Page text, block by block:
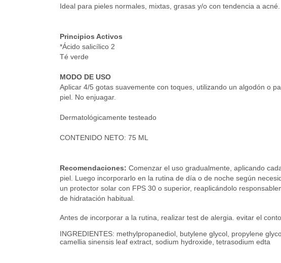
Ideal para pieles normales, mixtas, grasas y/o con tendencia a acné.
Principios Activos
*Ácido salicílico 2
Té verde
MODO DE USO
Aplicar 4/5 gotas suavemente con toques, utilizando un algodón o
piel. No enjuagar.
Dermatológicamente testeado
CONTENIDO NETO: 75 ML
Recomendaciones: Comenzar el uso gradualmente, aplicando
piel. Luego incorporarlo en la rutina de día o de noche según
un protector solar con FPS 30 o superior, reaplicándolo
de hidratación habitual.
Antes de incorporar a la rutina, realizar test de alergia. evitar el
INGREDIENTES: methylpropanediol, butylene glycol, propylene
camellia sinensis leaf extract, sodium hydroxide, tetrasodium edta